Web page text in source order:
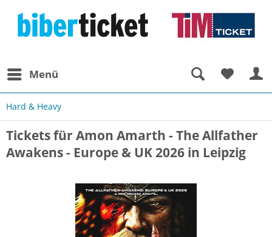
Menü
Hard & Heavy
Tickets für Amon Amarth - The Allfather
Awakens - Europe & UK 2026 in Leipzig